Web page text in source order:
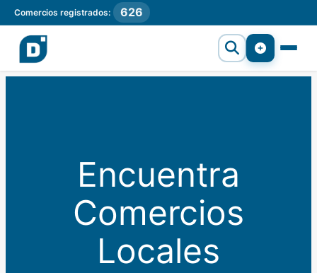
Comercios registrados: 626
Encuentra
Comercios
Locales